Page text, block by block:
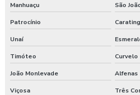
Moedeiro para calibrador de pneus
Moedeiro tarifador para calibrador de pneus
Pastilha de cloro para tratamento de água
Manhuaçu São
Patrocínio
Unaí
Timóteo Curvelo
João Monlevade Alfenas
Viçosa Três